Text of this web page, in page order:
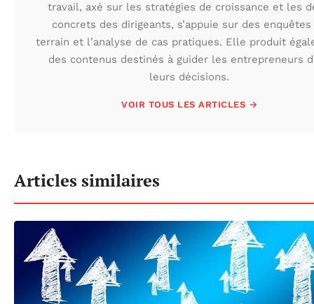
travail, axé sur les stratégies de croissance et les
concrets des dirigeants, s’appuie sur des enquêtes
terrain et l’analyse de cas pratiques. Elle produit
des contenus destinés à guider les entrepreneurs
leurs décisions.
VOIR TOUS LES ARTICLES →
Articles similaires